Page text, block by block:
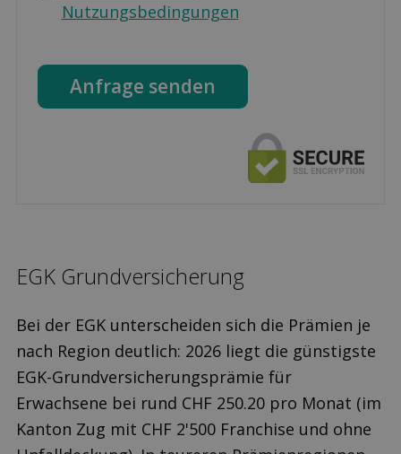
Nutzungsbedingungen
Anfrage senden
EGK Grund­versicherung
Bei der EGK unterscheiden sich die Prämien je
nach Region deutlich: 2026 liegt die günstigste
EGK-Grundversicherungsprämie für
Erwachsene bei rund CHF 250.20 pro Monat (im
Kanton Zug mit CHF 2'500 Franchise und ohne